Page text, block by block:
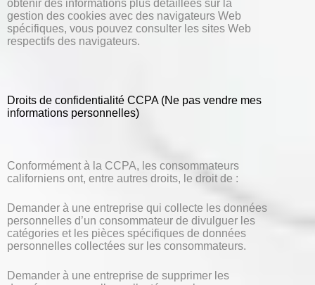
obtenir des informations plus détaillées sur la
gestion des cookies avec des navigateurs Web
spécifiques, vous pouvez consulter les sites Web
respectifs des navigateurs.
Droits de confidentialité CCPA (Ne pas vendre mes
informations personnelles)
Conformément à la CCPA, les consommateurs
californiens ont, entre autres droits, le droit de :
Demander à une entreprise qui collecte les données
personnelles d’un consommateur de divulguer les
catégories et les pièces spécifiques de données
personnelles collectées sur les consommateurs.
Demander à une entreprise de supprimer les